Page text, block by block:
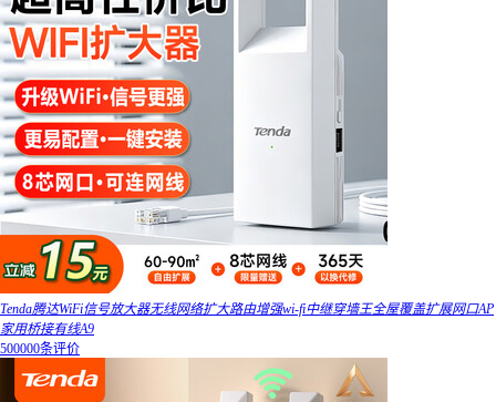
Tenda腾达WiFi信号放大器无线网络扩大路由增强wi-fi中继穿墙王全屋覆盖扩展网口AP
家用桥接有线A9
500000条评价